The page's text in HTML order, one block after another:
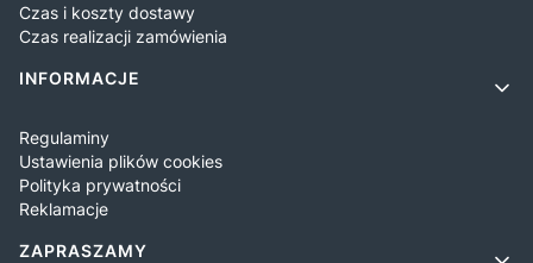
Czas i koszty dostawy
Czas realizacji zamówienia
INFORMACJE
Regulaminy
Ustawienia plików cookies
Polityka prywatności
Reklamacje
ZAPRASZAMY